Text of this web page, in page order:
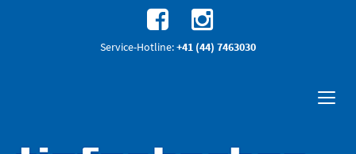
Service-Hotline:+41 (44) 7463030